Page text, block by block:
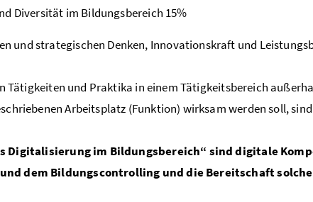
Diversität im Bildungsbereich 15%
und strategischen Denken, Innovationskraft und
Tätigkeiten und Praktika in einem Tätigkeitsbereich
Arbeitsplatz (Funktion) wirksam werden soll,
Digitalisierung im Bildungsbereich“ sind digitale
dem Bildungscontrolling und die Bereitschaft